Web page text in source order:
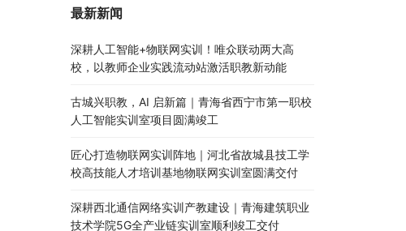
级
最新新闻
深耕人工智能+物联网实训！唯众联动两大高
校，以教师企业实践流动站激活职教新动能
古城兴职教，AI 启新篇｜青海省西宁市第一职校
人工智能实训室项目圆满竣工
匠心打造物联网实训阵地｜河北省故城县技工学
校高技能人才培训基地物联网实训室圆满交付
深耕西北通信网络实训产教建设｜青海建筑职业
技术学院5G全产业链实训室顺利竣工交付